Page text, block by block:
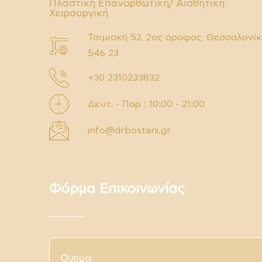
Πλαστική Επανορθωτική/ Αισθητική
Χειρουργική
Τσιμισκή 52, 2ος όροφος,
546 23
+30 2310233832
Δευτ. - Παρ : 10:00 - 21:00
info@drbostani.gr
Φόρμα Επικοινωνίας
Όνομα